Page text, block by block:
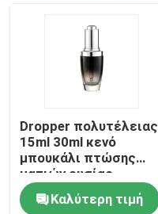
Dropper πολυτέλειας
15ml 30ml κενό
μπουκάλι πτώσης
ματιών ουσίας
Lancome γυαλιού
μπουκαλιών
Καλύτερη τιμή